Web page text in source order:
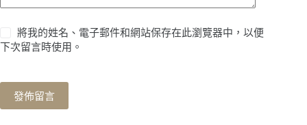
將我的姓名、電子郵件和網站保存在此瀏覽器中，以便
下次留言時使用。
發佈留言